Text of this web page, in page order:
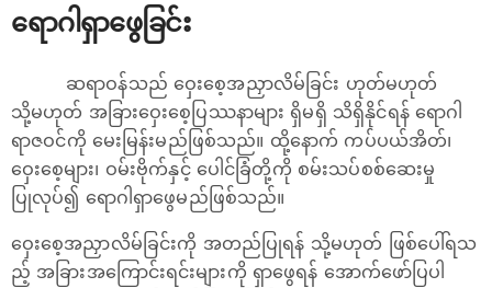
ရောဂါရှာဖွေခြင်း
ဆရာဝန်သည် ဝှေးစေ့အညှာလိမ်ခြင်း ဟုတ်မဟုတ်
သို့မဟုတ် အခြားဝှေးစေ့ပြဿနာများ ရှိမရှိ သိရှိနိုင်ရန် ရောဂါ
ရာဇဝင်ကို မေးမြန်းမည်ဖြစ်သည်။ ထို့နောက် ကပ်ပယ်အိတ်၊
ဝှေးစေ့များ၊ ဝမ်းဗိုက်နှင့် ပေါင်ခြံတို့ကို စမ်းသပ်စစ်ဆေးမှု
ပြုလုပ်၍ ရောဂါရှာဖွေမည်ဖြစ်သည်။
ဝှေးစေ့အညှာလိမ်ခြင်းကို အတည်ပြုရန် သို့မဟုတ် ဖြစ်ပေါ်ရသ
ည့် အခြားအကြောင်းရင်းများကို ရှာဖွေရန် အောက်ဖော်ပြပါ